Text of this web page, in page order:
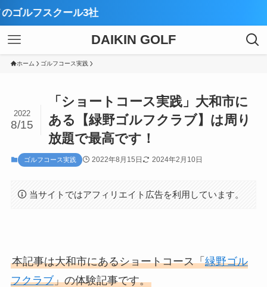
DAIKIN GOLF
ホーム ゴルフコース実践
「ショートコース実践」大和市に
ある【緑野ゴルフクラブ】は周り
放題で最高です！
2022
8/15
ゴルフコース実践 2022年8月15日 2024年2月10日
当サイトではアフィリエイト広告を利用しています。
本記事は大和市にあるショートコース「緑野ゴル
フクラブ」の体験記事です。